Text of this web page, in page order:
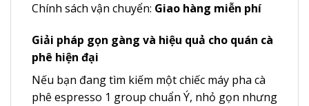
Chính sách vận chuyển: Giao hàng miễn phí
Giải pháp gọn gàng và hiệu quả cho quán cà
phê hiện đại
Nếu bạn đang tìm kiếm một chiếc máy pha cà
phê espresso 1 group chuẩn Ý, nhỏ gọn nhưng